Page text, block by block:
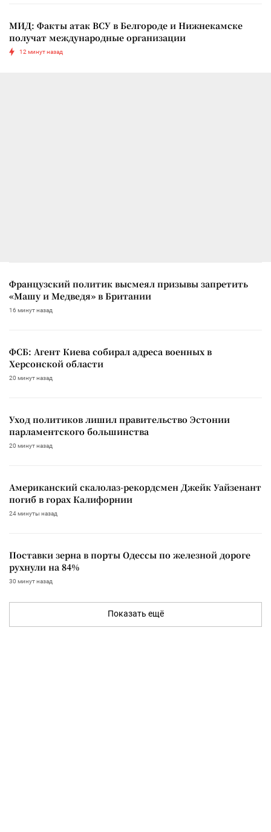
МИД: Факты атак ВСУ в Белгороде и Нижнекамске
получат международные организации
12 минут назад
Французский политик высмеял призывы запретить
«Машу и Медведя» в Британии
16 минут назад
ФСБ: Агент Киева собирал адреса военных в
Херсонской области
20 минут назад
Уход политиков лишил правительство Эстонии
парламентского большинства
20 минут назад
Американский скалолаз-рекордсмен Джейк Уайзенант
погиб в горах Калифорнии
24 минуты назад
Поставки зерна в порты Одессы по железной дороге
рухнули на 84%
30 минут назад
Показать ещё